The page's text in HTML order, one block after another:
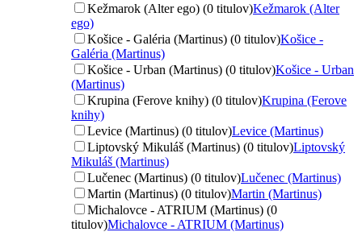
Kežmarok (Alter ego) (0 titulov)Kežmarok (Alter
ego)
Košice - Galéria (Martinus) (0 titulov)Košice -
Galéria (Martinus)
Košice - Urban (Martinus) (0 titulov)Košice - Urban
(Martinus)
Krupina (Ferove knihy) (0 titulov)Krupina (Ferove
knihy)
Levice (Martinus) (0 titulov)Levice (Martinus)
Liptovský Mikuláš (Martinus) (0 titulov)Liptovský
Mikuláš (Martinus)
Lučenec (Martinus) (0 titulov)Lučenec (Martinus)
Martin (Martinus) (0 titulov)Martin (Martinus)
Michalovce - ATRIUM (Martinus) (0
titulov)Michalovce - ATRIUM (Martinus)